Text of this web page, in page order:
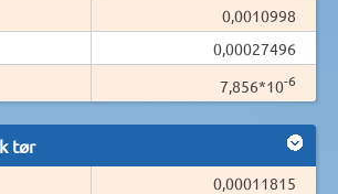
0,0010998
0,00027496
7,856*10-6
tør
0,00011815